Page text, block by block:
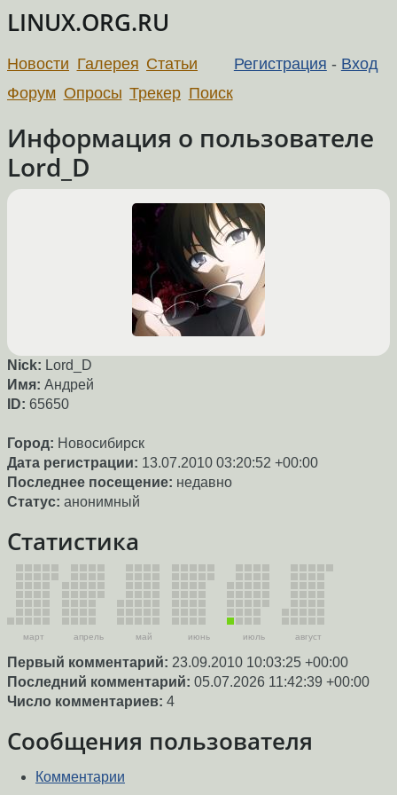
LINUX.ORG.RU
Регистрация - Вход
Новости Галерея Статьи
Форум Опросы Трекер Поиск
Информация о пользователе
Lord_D
Nick: Lord_D
Имя: Андрей
ID: 65650
Город: Новосибирск
Дата регистрации: 13.07.2010 03:20:52 +00:00
Последнее посещение: недавно
Статус: анонимный
Статистика
март апрель май июнь июль август
Первый комментарий: 23.09.2010 10:03:25 +00:00
Последний комментарий: 05.07.2026 11:42:39 +00:00
Число комментариев: 4
Сообщения пользователя
Комментарии